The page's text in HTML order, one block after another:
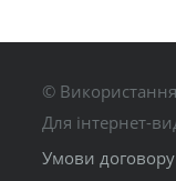
©
Для інтернет-
Умови